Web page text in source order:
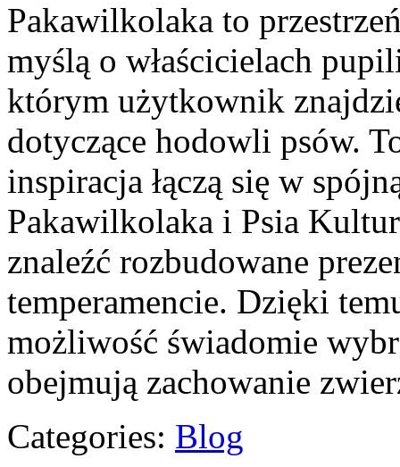
Pakawilkolaka to
myślą o właścicielach
którym użytkownik
dotyczące hodowli psów.
inspiracja łączą się w
Pakawilkolaka i Psia
znaleźć rozbudowane
temperamencie. Dzięki
możliwość świadomie
obejmują zachowanie
Categories: Blog